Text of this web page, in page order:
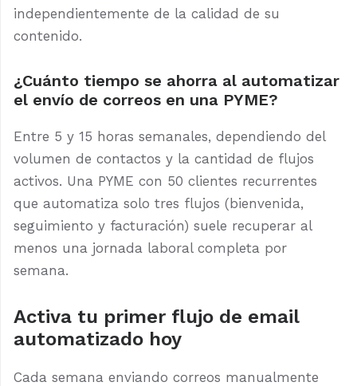
independientemente de la calidad de su
contenido.
¿Cuánto tiempo se ahorra al automatizar
el envío de correos en una PYME?
Entre 5 y 15 horas semanales, dependiendo del
volumen de contactos y la cantidad de flujos
activos. Una PYME con 50 clientes recurrentes
que automatiza solo tres flujos (bienvenida,
seguimiento y facturación) suele recuperar al
menos una jornada laboral completa por
semana.
Activa tu primer flujo de email
automatizado hoy
Cada semana enviando correos manualmente